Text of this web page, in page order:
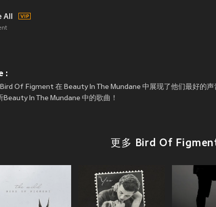
:
Of Figment 在 Beauty In The Mundane 中展现了他们最好的声
In The Mundane 中的歌曲！
更多 Bird Of